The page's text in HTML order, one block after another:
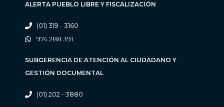
ALERTA PUEBLO LIBRE Y FISCALIZACIÓN
(01) 319 - 3160
974 288 391
SUBGERENCIA DE ATENCIÓN AL CIUDADANO Y
GESTIÓN DOCUMENTAL
(01) 202 - 3880